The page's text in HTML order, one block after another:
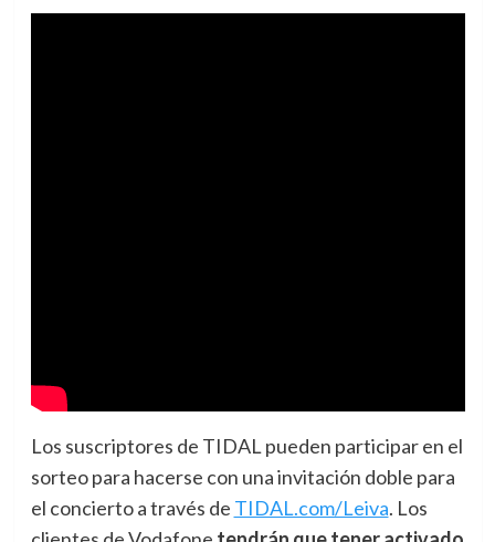
Los suscriptores de TIDAL pueden participar en el
sorteo para hacerse con una invitación doble para
el concierto a través de TIDAL.com/Leiva. Los